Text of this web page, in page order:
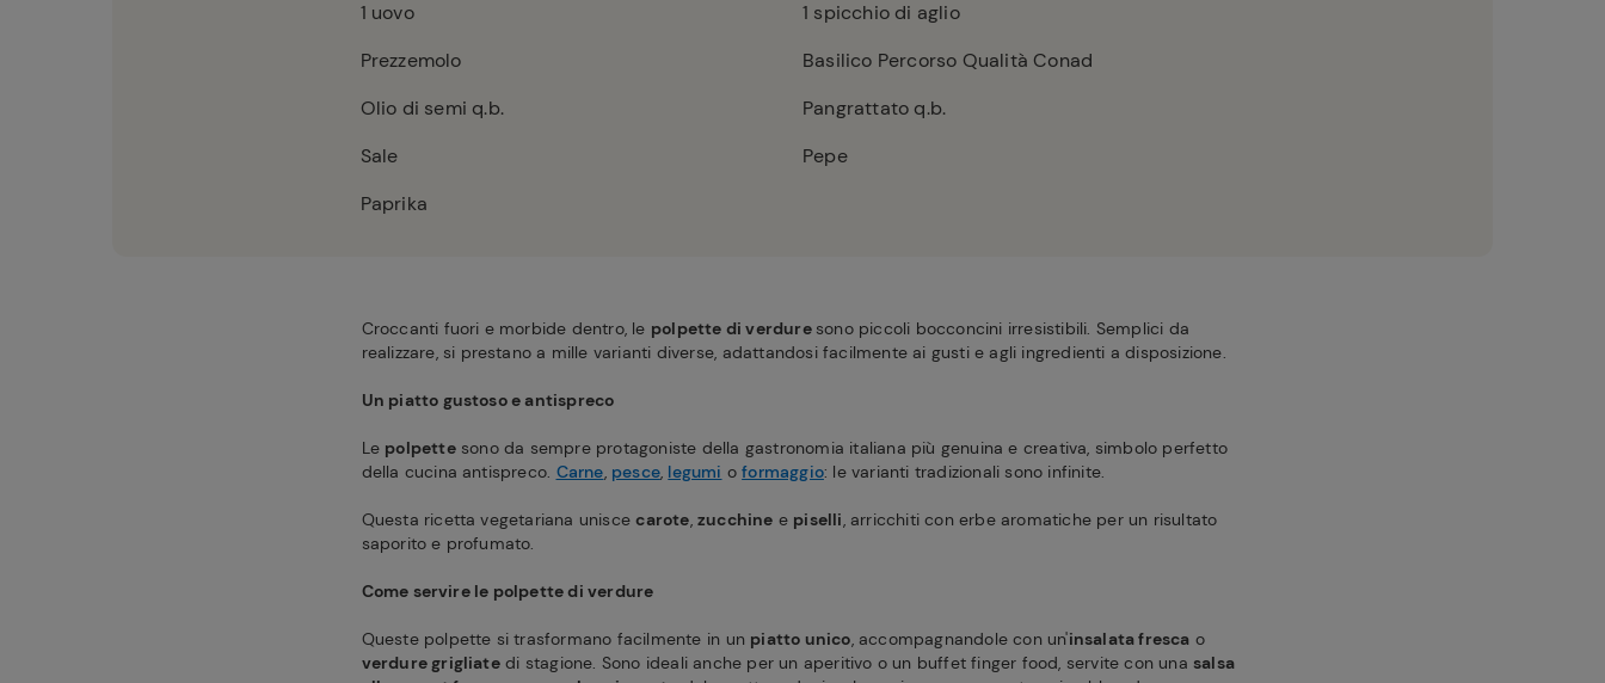
1 uovo 1 spicchio di aglio
Prezzemolo
Basilico Percorso Qualità Conad
Olio di semi q.b.
Pangrattato q.b.
Sale
Pepe
Paprika
Croccanti fuori e morbide dentro, le polpette di verdure sono piccoli bocconcini irresistibili. Semplici da
realizzare, si prestano a mille varianti diverse, adattandosi facilmente ai gusti e agli ingredienti a disposizione.
Un piatto gustoso e antispreco
Le polpettesono da sempre protagoniste della gastronomia italiana più genuina e creativa, simbolo perfetto
della cucina antispreco. Carne, pesce, legumi oformaggio: le varianti tradizionali sono infinite.
Questa ricetta vegetariana uniscecarote, zucchine e piselli, arricchiti con erbe aromatiche per un risultato
saporito e profumato.
Come servire le polpette di verdure
Queste polpette si trasformano facilmente in un piatto unico, accompagnandole con un'insalata fresca o
verdure grigliatedi stagione. Sono ideali anche per un aperitivo o un buffet finger food, servite con una salsa